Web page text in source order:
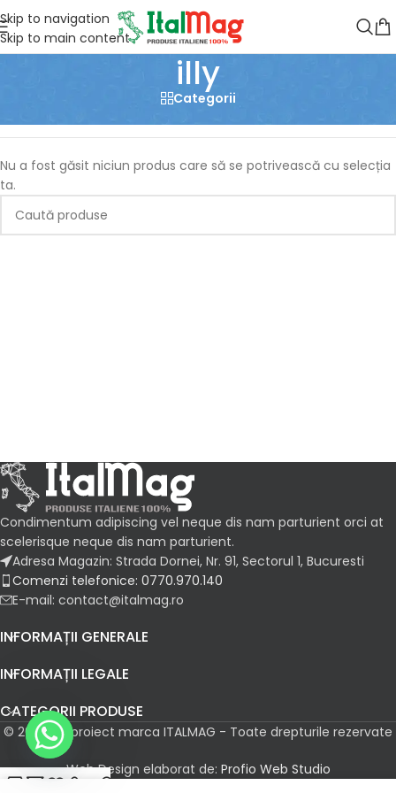
Skip to navigation
Skip to main content
illy
Categorii
Nu a fost găsit niciun produs care să se potrivească cu selecția
ta.
Condimentum adipiscing vel neque dis nam parturient orci at
scelerisque neque dis nam parturient.
Adresa Magazin: Strada Dornei, Nr. 91, Sectorul 1, Bucuresti
Comenzi telefonice: 0770.970.140
E-mail: contact@italmag.ro
INFORMAȚII GENERALE
INFORMAȚII LEGALE
CATEGORII PRODUSE
© 2026 Un proiect marca ITALMAG - Toate drepturile rezervate
Web Design elaborat de: Profio Web Studio